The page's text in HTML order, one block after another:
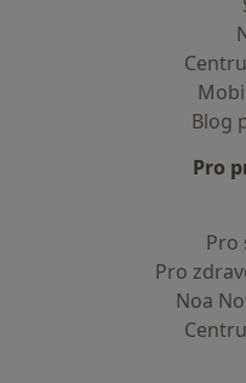
Blog
Pro
Pro
Pro
Noa